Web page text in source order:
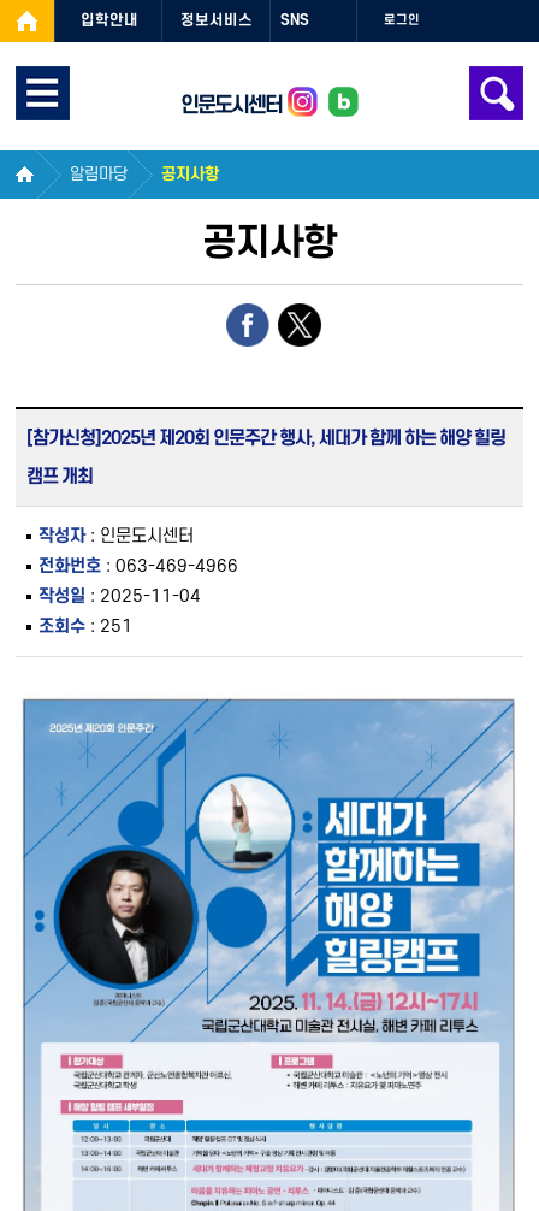
입학안내 정보서비스 SNS 로그인
인문도시센터
알림마당 공지사항
공지사항
[참가신청]2025년 제20회 인문주간 행사, 세대가 함께 하는 해양 힐링
캠프 개최
작성자: 인문도시센터
전화번호: 063-469-4966
작성일 : 2025-11-04
조회수: 251